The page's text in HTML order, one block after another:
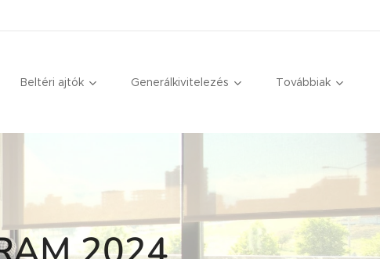
Beltéri ajtók Generálkivitelezés Továbbiak